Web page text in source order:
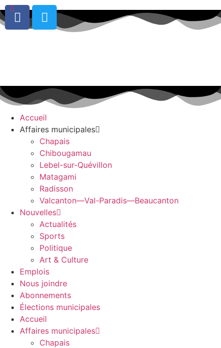
0
Accueil
Affaires municipales
Chapais
Chibougamau
Lebel-sur-Quévillon
Matagami
Radisson
Valcanton—Val-Paradis—Beaucanton
Nouvelles
Actualités
Sports
Politique
Art & Culture
Emplois
Nous joindre
Abonnements
Élections municipales
Accueil
Affaires municipales
Chapais